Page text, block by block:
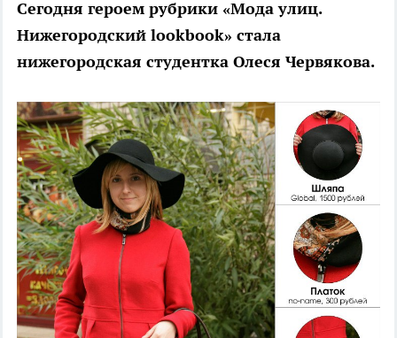
Сегодня героем рубрики «Мода улиц.
Нижегородский lookbook» стала
нижегородская студентка Олеся Червякова.